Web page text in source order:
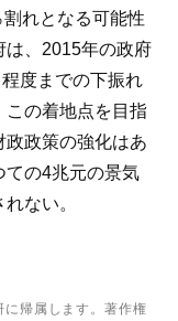
れとなる可能性
は、2015年の政府
度までの下振れ
この着地点を目指
政策の強化はあ
ての4兆元の景気
ない。
に帰属します。著作権